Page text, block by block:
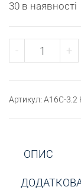
30 в наявності
- +
Артикул: A16C-3.2
ОПИС